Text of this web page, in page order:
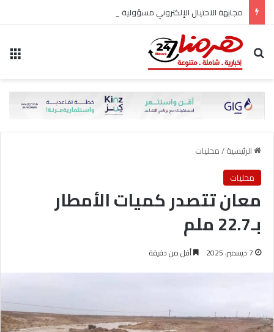
مجابهة الاحتيال الإلكتروني مسؤولية مشتركة
بحث عن
الرئيسية/محليات
محليات
معان تتصدر كميات الأمطار
بـ22.7 ملم
7 ديسمبر، 2025 أقل من دقيقة